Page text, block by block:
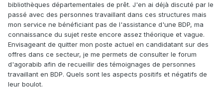
bibliothèques départementales de prêt. J'en ai déjà discuté par le
passé avec des personnes travaillant dans ces structures mais
mon service ne bénéficiant pas de l'assistance d'une BDP, ma
connaissance du sujet reste encore assez théorique et vague.
Envisageant de quitter mon poste actuel en candidatant sur des
offres dans ce secteur, je me permets de consulter le forum
d'agorabib afin de recueillir des témoignages de personnes
travaillant en BDP. Quels sont les aspects positifs et négatifs de
leur boulot.